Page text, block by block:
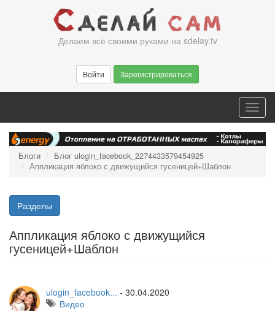
Делаем всё своими руками на sdelay.tv
Войти Зарегистрироваться
Блоги
Блог ulogin_facebook_2274433579454925
Аппликация яблоко с движущийся гусеницей+Шаблон
Разделы
Аппликация яблоко с движущийся
гусеницей+Шаблон
ulogin_facebook... - 30.04.2020
Видео